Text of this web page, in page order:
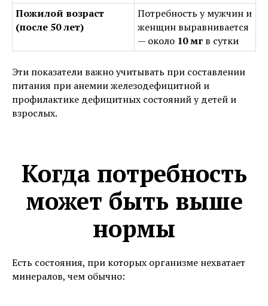
Пожилой возраст
(после 50 лет)
Потребность у мужчин и
женщин выравнивается
— около 10 мг в сутки
Эти показатели важно учитывать при составлении
питания при анемии железодефицитной и
профилактике дефицитных состояний у детей и
взрослых.
Когда потребность
может быть выше
нормы
Есть состояния, при которых организме нехватает
минералов, чем обычно: